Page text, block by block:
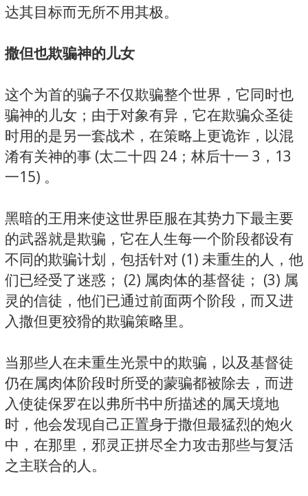
达其目标而无所不用其极。
撒但也欺骗神的儿女
这个为首的骗子不仅欺骗整个世界，它同时也
骗神的儿女；由于对象有异，它在欺骗众圣徒
时用的是另一套战术，在策略上更诡诈，以混
淆有关神的事 (太二十四 24；林后十一 3，13
一15) 。
黑暗的王用来使这世界臣服在其势力下最主要
的武器就是欺骗，它在人生每一个阶段都设有
不同的欺骗计划，包括针对 (1) 未重生的人，他
们已经受了迷惑； (2) 属肉体的基督徒； (3) 属
灵的信徒，他们已通过前面两个阶段，而又进
入撒但更狡猾的欺骗策略里。
当那些人在未重生光景中的欺骗，以及基督徒
仍在属肉体阶段时所受的蒙骗都被除去，而进
入使徒保罗在以弗所书中所描述的属天境地
时，他会发现自己正置身于撒但最猛烈的炮火
中，在那里，邪灵正拼尽全力攻击那些与复活
之主联合的人。